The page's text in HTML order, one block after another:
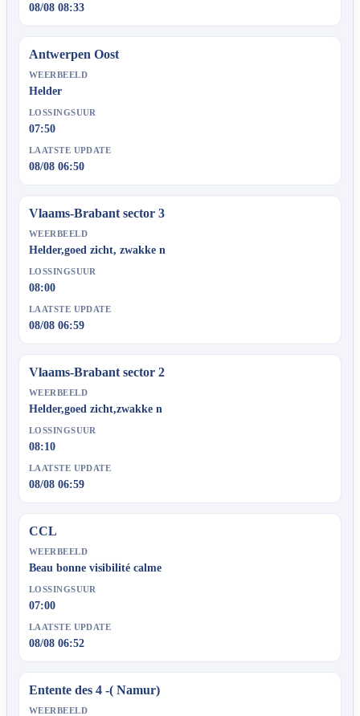
08/08 08:33
Antwerpen Oost
WEERBEELD
Helder
LOSSINGSUUR
07:50
LAATSTE UPDATE
08/08 06:50
Vlaams-Brabant sector 3
WEERBEELD
Helder,goed zicht, zwakke n
LOSSINGSUUR
08:00
LAATSTE UPDATE
08/08 06:59
Vlaams-Brabant sector 2
WEERBEELD
Helder,goed zicht,zwakke n
LOSSINGSUUR
08:10
LAATSTE UPDATE
08/08 06:59
CCL
WEERBEELD
Beau bonne visibilité calme
LOSSINGSUUR
07:00
LAATSTE UPDATE
08/08 06:52
Entente des 4 -( Namur)
WEERBEELD